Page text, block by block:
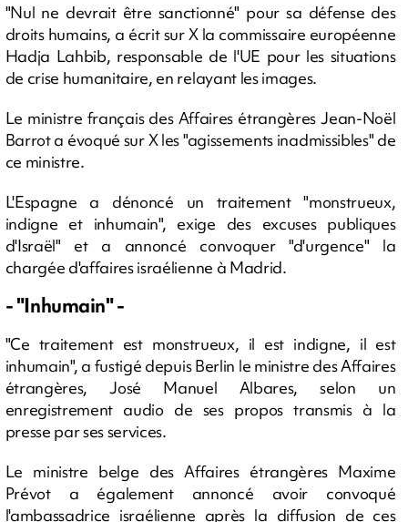
"Nul ne devrait être sanctionné" pour sa défense des
droits humains, a écrit sur X la commissaire européenne
Hadja Lahbib, responsable de l'UE pour les situations
de crise humanitaire, en relayant les images.
Le ministre français des Affaires étrangères Jean-Noël
Barrot a évoqué sur X les "agissements inadmissibles" de
ce ministre.
L'Espagne a dénoncé un traitement "monstrueux,
indigne et inhumain", exige des excuses publiques
d'Israël" et a annoncé convoquer "d'urgence" la
chargée d'affaires israélienne à Madrid.
- "Inhumain" -
"Ce traitement est monstrueux, il est indigne, il est
inhumain", a fustigé depuis Berlin le ministre des Affaires
étrangères, José Manuel Albares, selon un
enregistrement audio de ses propos transmis à la
presse par ses services.
Le ministre belge des Affaires étrangères Maxime
Prévot a également annoncé avoir convoqué
l'ambassadrice israélienne après la diffusion de ces